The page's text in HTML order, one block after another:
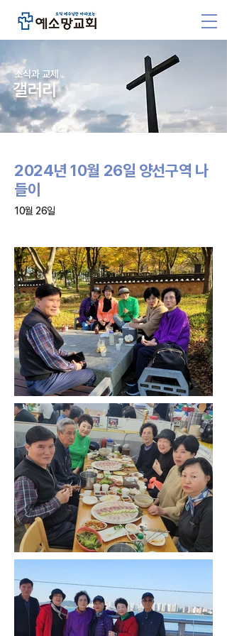
소식과 교제
갤러리
2024년 10월 26일 양선구역 나
들이
10월 26일